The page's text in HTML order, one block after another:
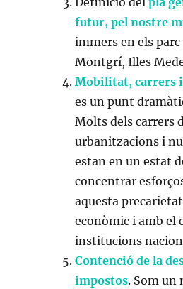
futur, pel nostre
immers en els
Montgrí, Illes
Mobilitat, carrers
es un punt
Molts dels carrers
urbanitzacions i
estan en un estat
concentrar
aquesta
econòmic i amb el
institucions
Contenció de la
impostos. Som un